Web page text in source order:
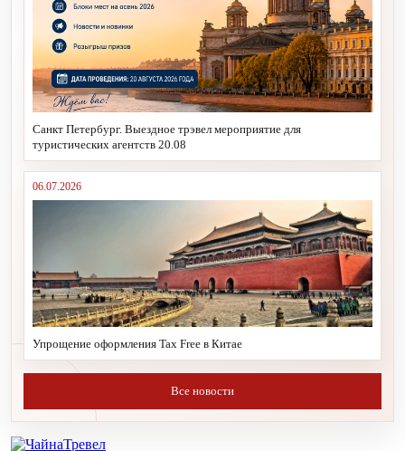
Санкт Петербург. Выездное трэвел мероприятие для
туристических агентств 20.08
06.07.2026
Упрощение оформления Tax Free в Китае
Все новости